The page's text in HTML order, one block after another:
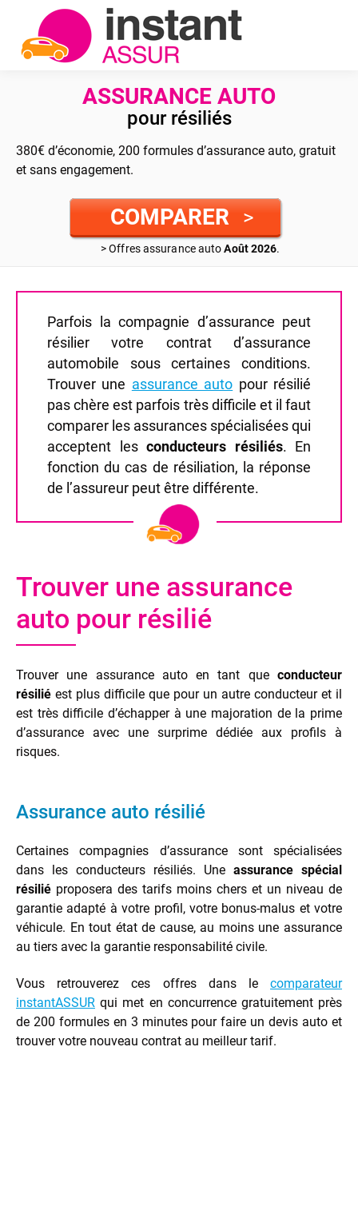
ASSURANCE AUTO
pour résiliés
380€ d’économie, 200 formules d’assurance auto, gratuit
et sans engagement.
COMPARER >
> Offres assurance autoAoût 2026.
Parfois la compagnie d’assurance peut
résilier votre contrat d’assurance
automobile sous certaines conditions.
Trouver une assurance auto pour résilié
pas chère est parfois très difficile et il faut
comparer les assurances spécialisées qui
acceptent les conducteurs résiliés. En
fonction du cas de résiliation, la réponse
de l’assureur peut être différente.
Trouver une assurance
auto pour résilié
Trouver une assurance auto en tant que conducteur
résilié est plus difficile que pour un autre conducteur et il
est très difficile d’échapper à une majoration de la prime
d’assurance avec une surprime dédiée aux profils à
risques.
Assurance auto résilié
Certaines compagnies d’assurance sont spécialisées
dans les conducteurs résiliés. Une assurance spécial
résilié proposera des tarifs moins chers et un niveau de
garantie adapté à votre profil, votre bonus-malus et votre
véhicule. En tout état de cause, au moins une assurance
au tiers avec la garantie responsabilité civile.
Vous retrouverez ces offres dans le comparateur
instantASSUR qui met en concurrence gratuitement près
de 200 formules en 3 minutes pour faire un devis auto et
trouver votre nouveau contrat au meilleur tarif.